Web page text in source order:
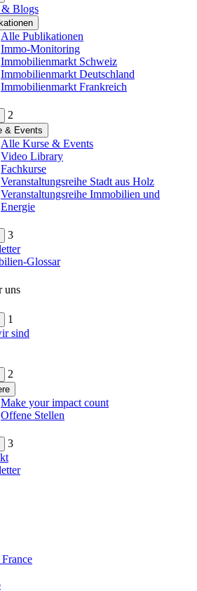
Blogs
(Menü
erweitern)
Alle Publikationen
Immo-Monitoring
Immobilienmarkt Schweiz
Immobilienmarkt Deutschland
Immobilienmarkt Frankreich
2
& Events
(Menü
erweitern)
Alle Kurse & Events
Video Library
Fachkurse
Veranstaltungsreihe Stadt aus Holz
Veranstaltungsreihe Immobilien und
Energie
3
Glossar
uns
1
sind
2
Make your impact count
Offene Stellen
3
France